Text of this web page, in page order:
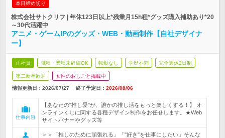
本日締め切り
株式会社サトクリフ | 年休123日以上*残業月15h程*グッズ購入補助あり*20
～30代活躍中
アニメ・ゲームIPのグッズ・WEB・動画制作【自社デザイナ
ー】
正社員 職種・業種未経験OK 転勤なし 学歴不問 完全週休2日制
第二新卒歓迎 女性のおしごと掲載中
情報更新日：2026/07/27 終了予定日： 2026/08/06
仕事内容
【あなたの"推し愛"が、誰かの推し活をもっと楽しくする！】 オ
ンラインくじに関する各種デザイン制作をお任せします。★Web
サイトバナーやグッズ等
＞＞「推しのために頑張れる」「"好き"を仕事にしたい」そんな